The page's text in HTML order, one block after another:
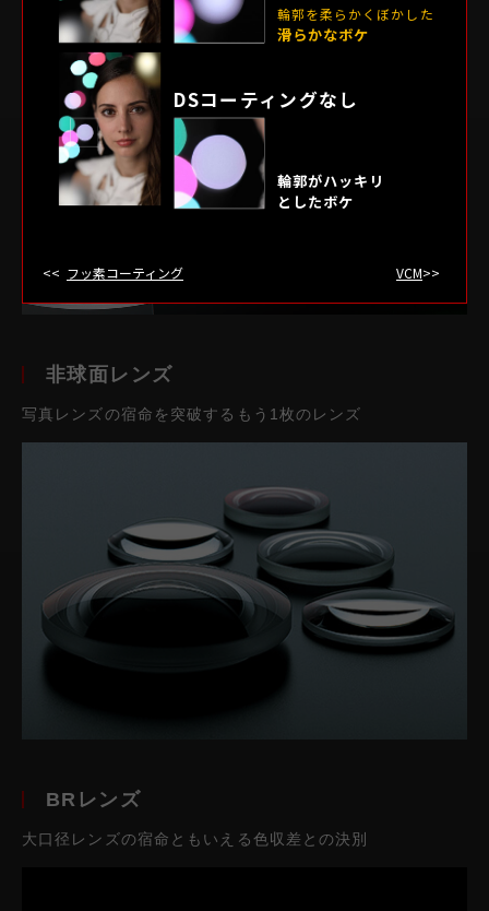
DSコーティングなし
輪郭を柔らかくぼかした
滑らかなボケ
輪郭がハッキリ
としたボケ
フッ素コーティング VCM
非球面レンズ
写真レンズの宿命を突破するもう1枚のレンズ
BRレンズ
大口径レンズの宿命ともいえる色収差との決別